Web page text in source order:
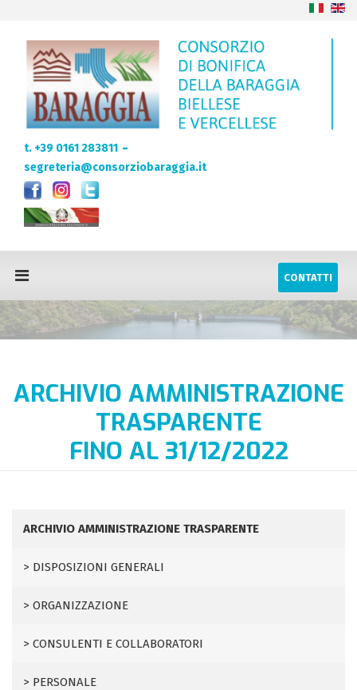
t. +39 0161 283811 -
segreteria@consorziobaraggia.it
CONTATTI
ARCHIVIO AMMINISTRAZIONE
TRASPARENTE
FINO AL 31/12/2022
ARCHIVIO AMMINISTRAZIONE TRASPARENTE
DISPOSIZIONI GENERALI
ORGANIZZAZIONE
CONSULENTI E COLLABORATORI
PERSONALE